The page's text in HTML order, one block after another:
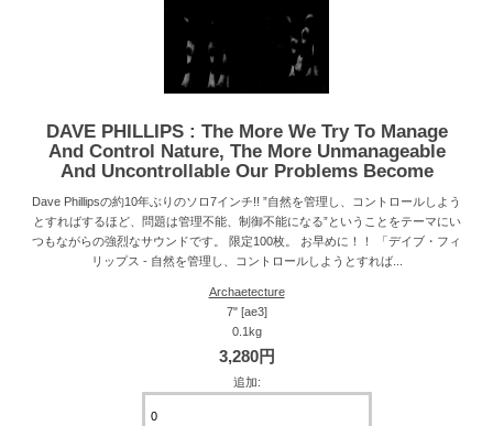
DAVE PHILLIPS : The More We Try To Manage
And Control Nature, The More Unmanageable
And Uncontrollable Our Problems Become
Dave Phillipsの約10年ぶりのソロ7インチ!! ”自然を管理し、コントロールしよう
とすればするほど、問題は管理不能、制御不能になる”ということをテーマにい
つもながらの強烈なサウンドです。 限定100枚。 お早めに！！ 「デイブ・フィ
リップス - 自然を管理し、コントロールしようとすれば...
Archaetecture
7" [ae3]
0.1kg
3,280円
追加: